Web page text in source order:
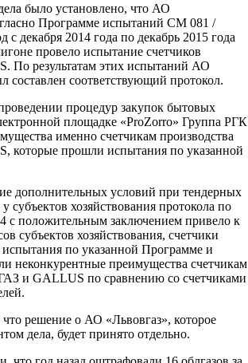
было установлено, что АО
Программе испытаний СМ 081 /
с декабря 2014 года по декабрь 2015 года
провело испытание счетчиков
результатам этих испытаний АО
составлен соответствующий протокол.
процедур закупок бытовых
площадке «ProZorro» Группа РГК
именно счетчикам производства
прошли испытания по указанной
дополнительных условий при тендерных
субъектов хозяйствования протокола по
с положительным заключением привело к
субъектов хозяйствования, счетчики
по указанной Программе и
неконкурентные преимущества счетчикам
и GALLUS по сравнению со счетчиками
решение о АО «Львовгаз», которое
дела, будет принято отдельно.